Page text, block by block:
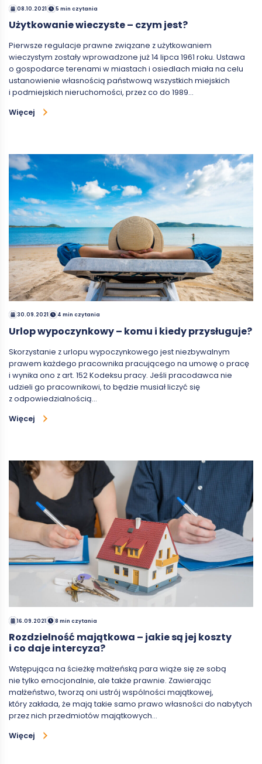
08.10.2021 5 min czytania
Użytkowanie wieczyste – czym jest?
Pierwsze regulacje prawne związane z użytkowaniem
wieczystym zostały wprowadzone już 14 lipca 1961 roku. Ustawa
o gospodarce terenami w miastach i osiedlach miała na celu
ustanowienie własnością państwową wszystkich miejskich
i podmiejskich nieruchomości, przez co do 1989…
Więcej
30.09.2021 4 min czytania
Urlop wypoczynkowy – komu i kiedy przysługuje?
Skorzystanie z urlopu wypoczynkowego jest niezbywalnym
prawem każdego pracownika pracującego na umowę o pracę
i wynika ono z art. 152 Kodeksu pracy. Jeśli pracodawca nie
udzieli go pracownikowi, to będzie musiał liczyć się
z odpowiedzialnością…
Więcej
16.09.2021 8 min czytania
Rozdzielność majątkowa – jakie są jej koszty
i co daje intercyza?
Wstępująca na ścieżkę małżeńską para wiąże się ze sobą
nie tylko emocjonalnie, ale także prawnie. Zawierając
małżeństwo, tworzą oni ustrój wspólności majątkowej,
który zakłada, że mają takie samo prawo własności do nabytych
przez nich przedmiotów majątkowych…
Więcej